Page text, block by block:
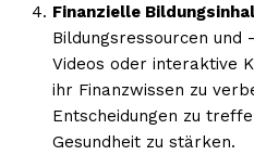
Finanzielle
Bildungsressourcen und
Videos oder interaktive
ihr Finanzwissen zu
Entscheidungen zu
Gesundheit zu stärken.